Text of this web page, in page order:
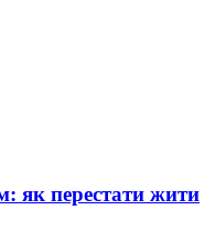
як перестати жити